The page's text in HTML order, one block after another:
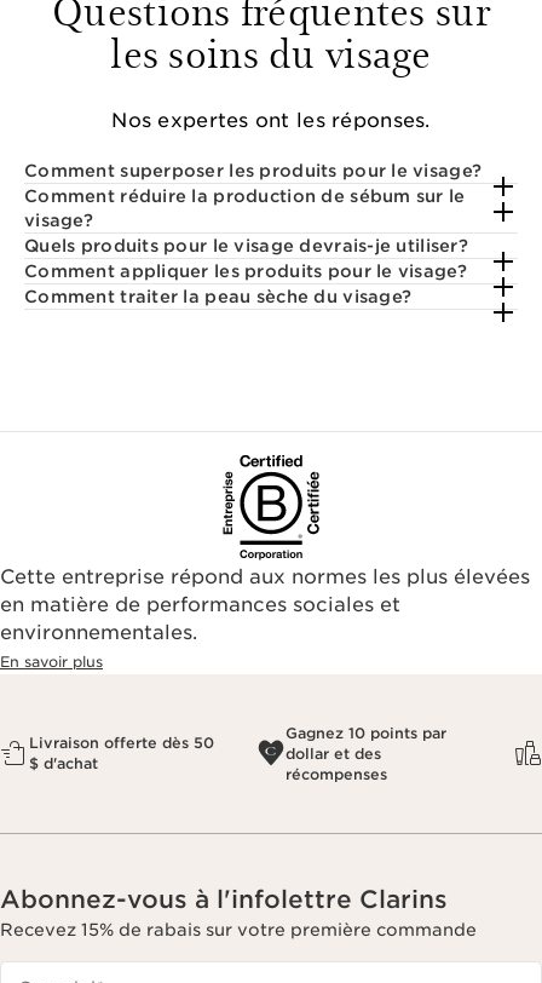
les soins du visage
Nos expertes ont les réponses.
Comment superposer les produits pour le visage?
Comment réduire la production de sébum sur le
visage?
Quels produits pour le visage devrais-je utiliser?
Comment appliquer les produits pour le visage?
Comment traiter la peau sèche du visage?
Cette entreprise répond aux normes les plus élevées
en matière de performances sociales et
environnementales.​
En savoir plus
Livraison offerte dès 50
$ d'achat
Gagnez 10 points par
dollar et des
récompenses
Abonnez-vous à l'infolettre Clarins
Recevez 15% de rabais sur votre première commande